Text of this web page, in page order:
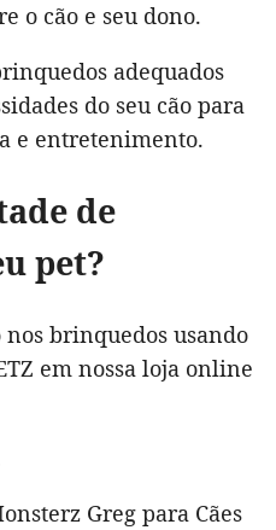
o cão e seu dono.
adequados
do seu cão para
e entretenimento.
de
pet?
nos brinquedos usando
em nossa loja online
Greg para Cães